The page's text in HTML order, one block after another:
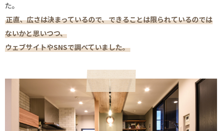
た。
正直、広さは決まっているので、できることは限られているのでは
ないかと思いつつ、
ウェブサイトやSNSで調べていました。